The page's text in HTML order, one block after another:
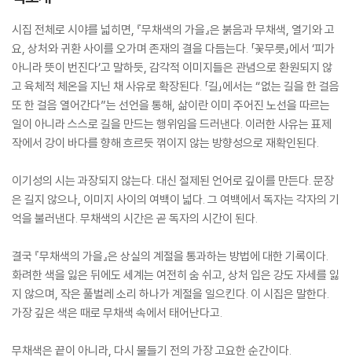
시집 전체로 시야를 넓히면, 『무채색의 가을』은 붉음과 무채색, 열기와 고
요, 상처와 귀환 사이를 오가며 존재의 결을 다듬는다. 「꽃무릇」에서 ‘피가
아니라 뜻이 번진다’고 말하듯, 감각적 이미지들은 관념으로 환원되지 않
고 육체적 체온을 지닌 채 사유로 확장된다. 「길」에서는 “없는 길을 한 걸음
또 한 걸음 열어간다”는 선언을 통해, 삶이란 이미 주어진 노선을 따르는
일이 아니라 스스로 길을 만드는 행위임을 드러낸다. 이러한 사유는 표제
작에서 강이 바다를 향해 흐르듯 꺾이지 않는 방향성으로 재확인된다.
이기성의 시는 과장되지 않는다. 대신 절제된 언어로 깊이를 만든다. 문장
은 길지 않으나, 이미지 사이의 여백이 넓다. 그 여백에서 독자는 각자의 기
억을 불러낸다. 무채색의 시간은 곧 독자의 시간이 된다.
결국 『무채색의 가을』은 상실의 계절을 통과하는 방법에 대한 기록이다.
화려한 색을 잃은 뒤에도 세계는 여전히 숨 쉬고, 상처 입은 강도 자세를 잃
지 않으며, 작은 풀벌레 소리 하나가 계절을 일으킨다. 이 시집은 말한다.
가장 깊은 색은 때로 무채색 속에서 태어난다고.
무채색은 끝이 아니라, 다시 물들기 전의 가장 고요한 순간이다.